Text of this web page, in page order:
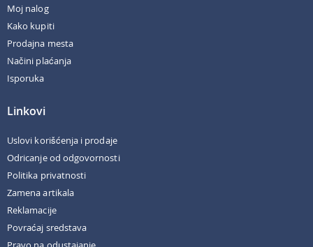
Moj nalog
Kako kupiti
Prodajna mesta
Načini plaćanja
Isporuka
Linkovi
Uslovi korišćenja i prodaje
Odricanje od odgovornosti
Politika privatnosti
Zamena artikala
Reklamacije
Povraćaj sredstava